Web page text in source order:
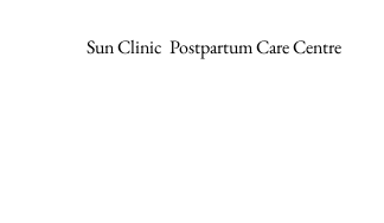
Sun Clinic Postpartum Care Centre